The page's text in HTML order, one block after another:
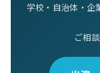
学校・自治体・企
ご相